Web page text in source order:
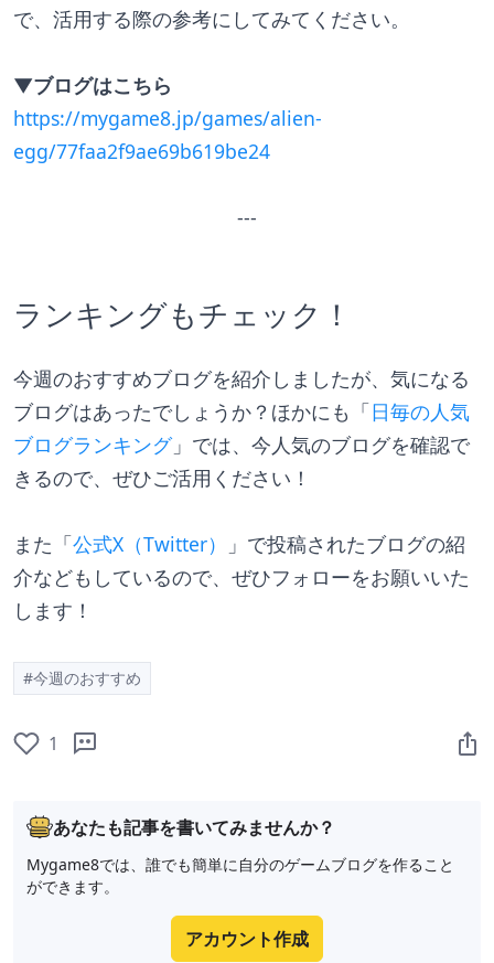
で、活用する際の参考にしてみてください。
▼ブログはこちら
https://mygame8.jp/games/alien-
egg/77faa2f9ae69b619be24
---
ランキングもチェック！
今週のおすすめブログを紹介しましたが、気になる
ブログはあったでしょうか？ほかにも「日毎の人気
ブログランキング」では、今人気のブログを確認で
きるので、ぜひご活用ください！
また「公式X（Twitter）
」で投稿されたブログの紹
介などもしているので、ぜひフォローをお願いいた
します！
#今週のおすすめ
1
あなたも記事を書いてみませんか？
Mygame8では、誰でも簡単に自分のゲームブログを作ること
ができます。
アカウント作成